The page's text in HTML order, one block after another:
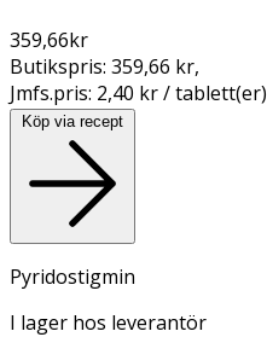
359,66kr
Butikspris: 359,66 kr,
Jmfs.pris: 2,40 kr / tablett(er)
Köp via recept
Pyridostigmin
I lager hos leverantör